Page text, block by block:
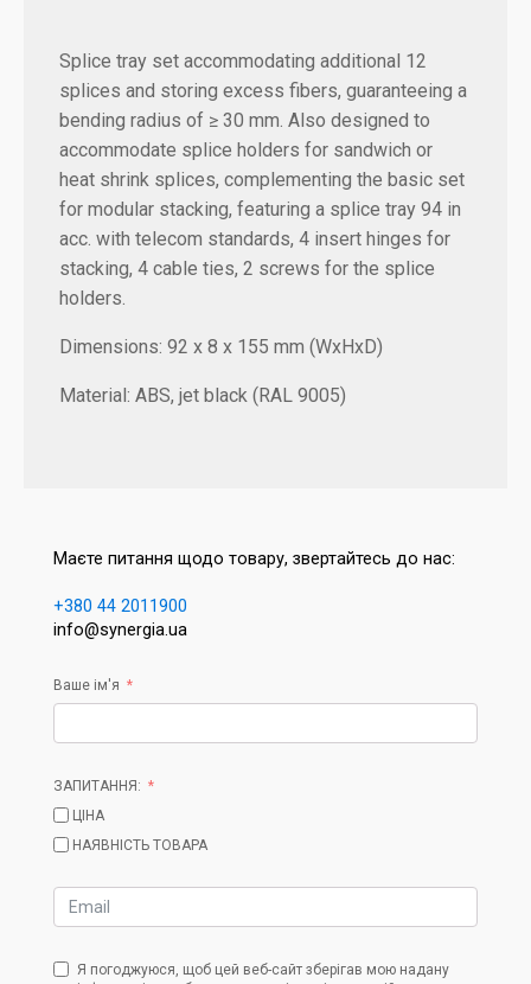
Splice tray set accommodating additional 12
splices and storing excess fibers, guaranteeing a
bending radius of ≥ 30 mm. Also designed to
accommodate splice holders for sandwich or
heat shrink splices, complementing the basic set
for modular stacking, featuring a splice tray 94 in
acc. with telecom standards, 4 insert hinges for
stacking, 4 cable ties, 2 screws for the splice
holders.
Dimensions: 92 x 8 x 155 mm (WxHxD)
Material: ABS, jet black (RAL 9005)
Маєте питання щодо товару, звертайтесь до нас:
+380 44 2011900
info@synergia.ua
Ваше ім'я
ЗАПИТАННЯ:
ЦІНА
НАЯВНІСТЬ ТОВАРА
Я погоджуюся, щоб цей веб-сайт зберігав мою надану